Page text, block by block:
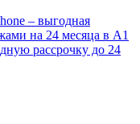
– выгодная
на 24 месяца в А1
рассрочку до 24